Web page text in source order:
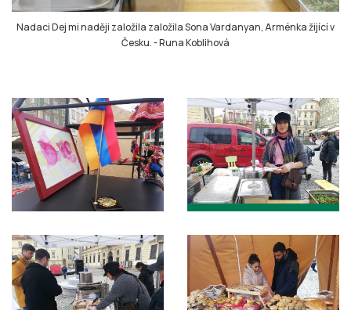
Nadaci Dej mi naději založila založila Sona Vardanyan, Arménka žijící v
Česku.-Runa Koblihová